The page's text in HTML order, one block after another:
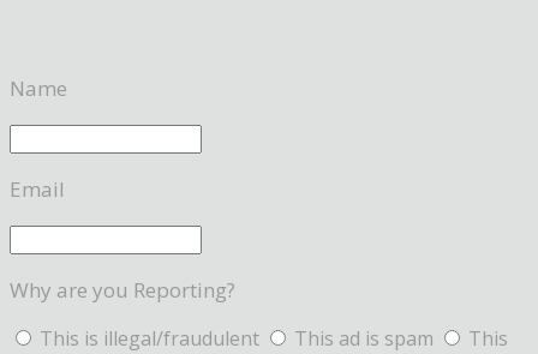
Name
Email
Why are you Reporting?
This is illegal/fraudulent This ad is spam
This